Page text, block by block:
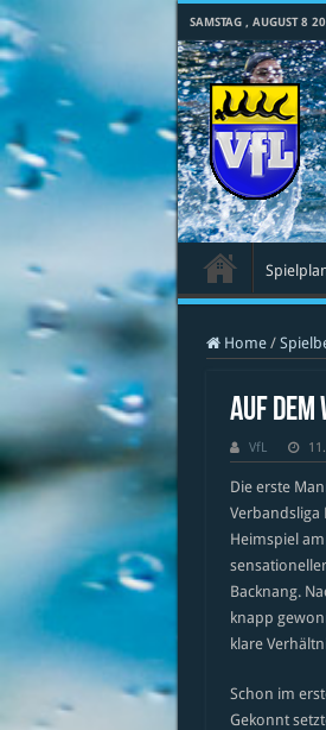
SAMSTAG , AUGUST 8
Home /
Auf dem
VfL
Die erste
Verbandsliga
Heimspiel
Backnang.
knapp
klare
Schon im
Gekonnt